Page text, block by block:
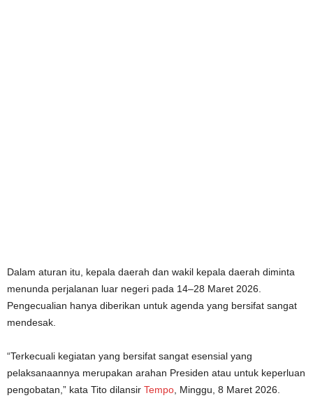
Dalam aturan itu, kepala daerah dan wakil kepala daerah diminta
menunda perjalanan luar negeri pada 14–28 Maret 2026.
Pengecualian hanya diberikan untuk agenda yang bersifat sangat
mendesak.
“Terkecuali kegiatan yang bersifat sangat esensial yang
pelaksanaannya merupakan arahan Presiden atau untuk keperluan
pengobatan,” kata Tito dilansir Tempo , Minggu, 8 Maret 2026.